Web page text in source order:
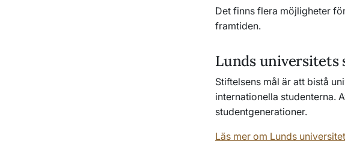
Det finns flera möjligheter
framtiden.
Lunds universitets
Stiftelsens mål är att bistå
internationella studenterna.
studentgenerationer.
Läs mer om Lunds